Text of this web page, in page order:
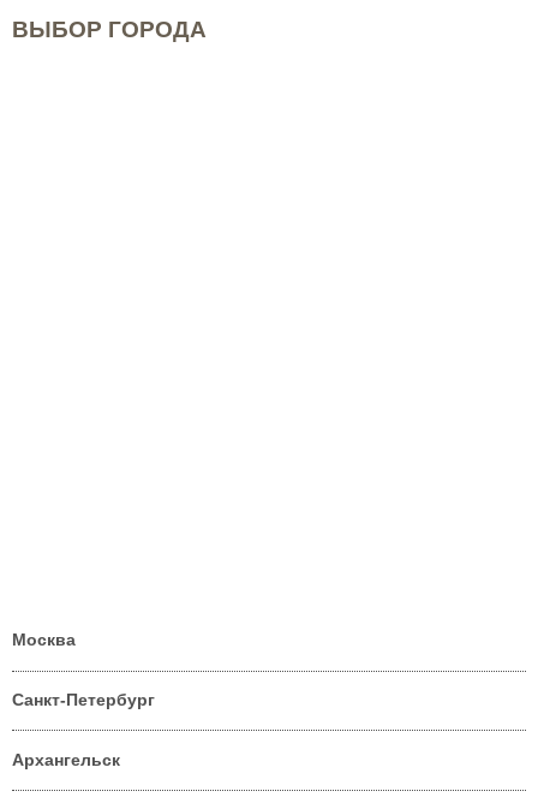
ВЫБОР ГОРОДА
Москва
Санкт-Петербург
Архангельск